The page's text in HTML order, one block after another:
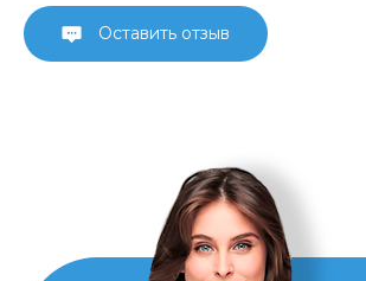
Оставить отзыв